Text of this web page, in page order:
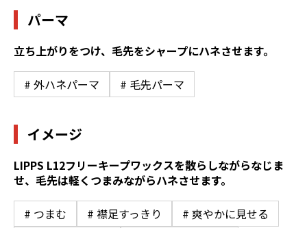
パーマ
立ち上がりをつけ、毛先をシャープにハネさせます。
# 外ハネパーマ # 毛先パーマ
イメージ
LIPPS L12フリーキープワックスを散らしながらなじま
せ、毛先は軽くつまみながらハネさせます。
# つまむ # 襟足すっきり
# 爽やかに見せる